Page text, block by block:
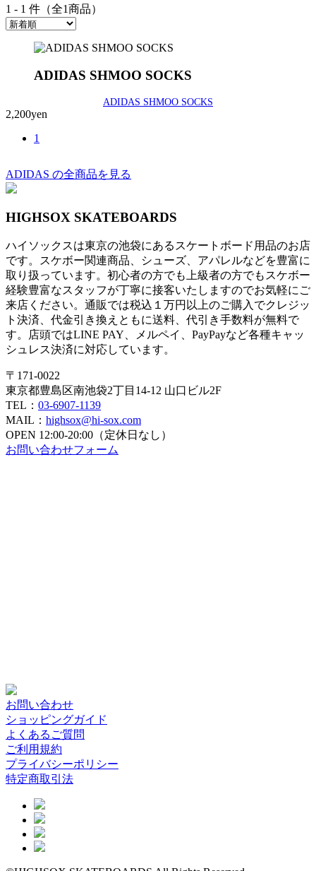
1 - 1 件（全1商品）
ADIDAS SHMOO SOCKS
ADIDAS SHMOO SOCKS
2,200yen
1
ADIDAS の全商品を見る
HIGHSOX SKATEBOARDS
ハイソックスは東京の池袋にあるスケートボード用品のお店
です。スケボー関連商品、シューズ、アパレルなどを豊富に
取り扱っています。初心者の方でも上級者の方でもスケボー
経験豊富なスタッフが丁寧に接客いたしますのでお気軽にご
来店ください。通販では税込１万円以上のご購入でクレジッ
ト決済、代金引き換えともに送料、代引き手数料が無料で
す。店頭ではLINE PAY、メルペイ、PayPayなど各種キャッ
シュレス決済に対応しています。
〒171-0022
東京都豊島区南池袋2丁目14-12 山口ビル2F
TEL： 03-6907-1139
MAIL： highsox@hi-sox.com
OPEN 12:00-20:00（定休日なし）
お問い合わせフォーム
お問い合わせ
ショッピングガイド
よくあるご質問
ご利用規約
プライバシーポリシー
特定商取引法